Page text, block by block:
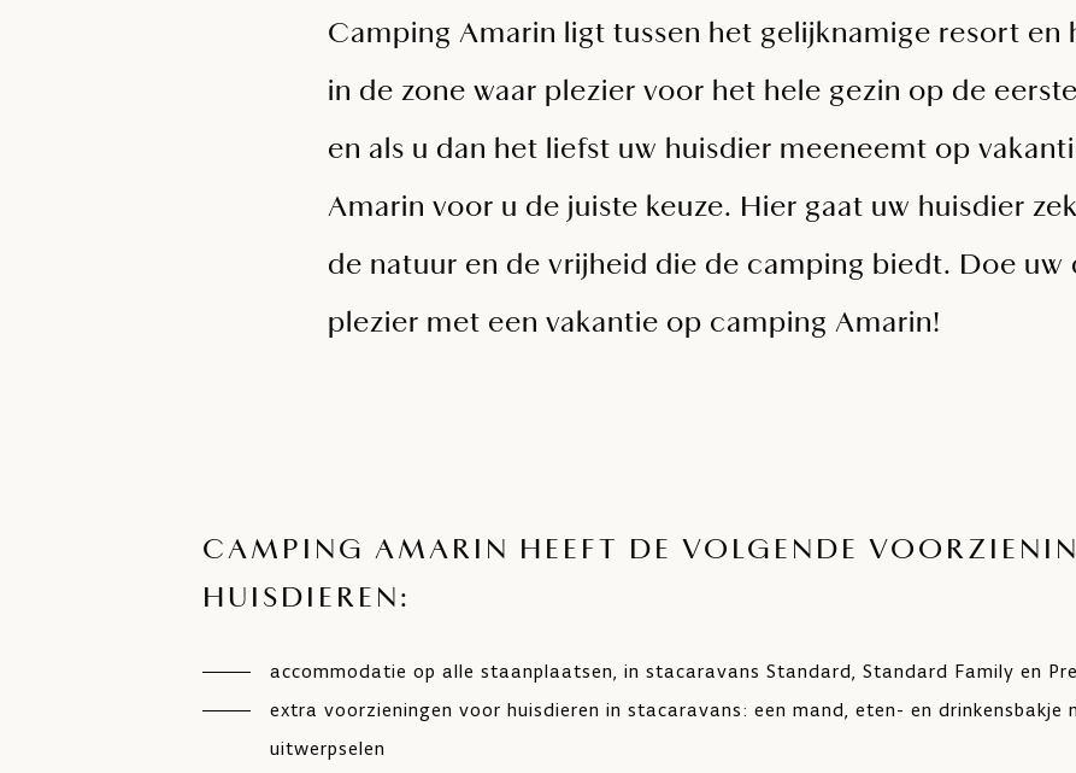
Camping Amarin ligt tussen het gelijknamige resort en
in de zone waar plezier voor het hele gezin op de
en als u dan het liefst uw huisdier meeneemt op
Amarin voor u de juiste keuze. Hier gaat uw huisdier
de natuur en de vrijheid die de camping biedt. Doe uw
plezier met een vakantie op camping Amarin!
CAMPING AMARIN HEEFT DE VOLGENDE
HUISDIEREN:
accommodatie op alle staanplaatsen, in stacaravans Standard, Standard Family en
extra voorzieningen voor huisdieren in stacaravans: een mand, eten- en
uitwerpselen